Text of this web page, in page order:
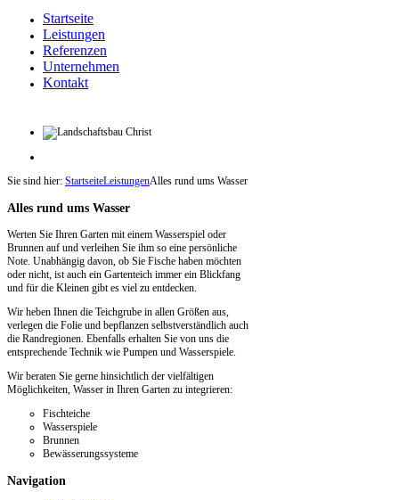
Startseite
Leistungen
Referenzen
Unternehmen
Kontakt
Sie sind hier: StartseiteLeistungenAlles rund ums Wasser
Alles rund ums Wasser
Werten Sie Ihren Garten mit einem Wasserspiel oder
Brunnen auf und verleihen Sie ihm so eine persönliche
Note. Unabhängig davon, ob Sie Fische haben möchten
oder nicht, ist auch ein Gartenteich immer ein Blickfang
und für die Kleinen gibt es viel zu entdecken.
Wir heben Ihnen die Teichgrube in allen Größen aus,
verlegen die Folie und bepflanzen selbstverständlich auch
die Randregionen. Ebenfalls erhalten Sie von uns die
entsprechende Technik wie Pumpen und Wasserspiele.
Wir beraten Sie gerne hinsichtlich der vielfältigen
Möglichkeiten, Wasser in Ihren Garten zu integrieren:
Fischteiche
Wasserspiele
Brunnen
Bewässerungssysteme
Navigation